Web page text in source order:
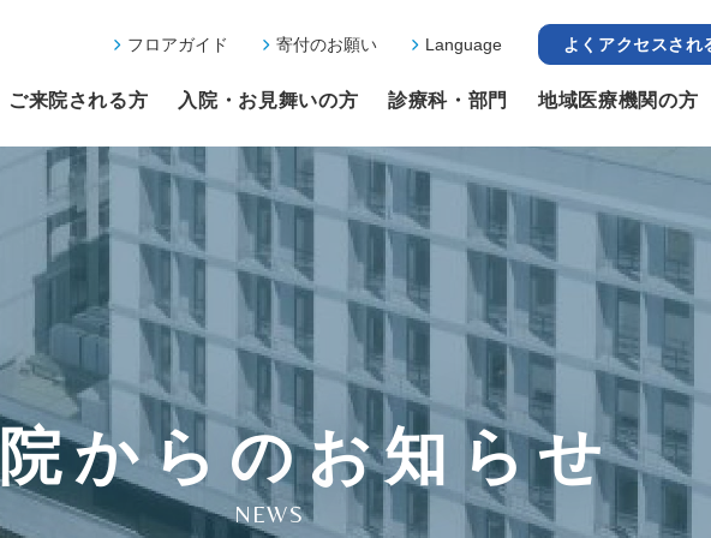
フロアガイド 寄付のお願い Language よくアクセスされ
ご来院される方 入院・お見舞いの方 診療科・部門 地域医療機関の方
からのお知らせ
NEWS